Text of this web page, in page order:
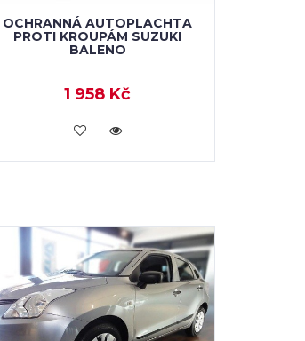
OCHRANNÁ AUTOPLACHTA
PROTI KROUPÁM SUZUKI
BALENO
1 958 Kč
KOUPIT